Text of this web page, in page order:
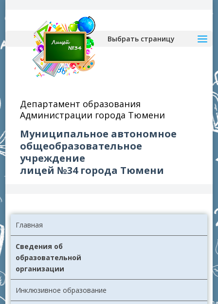
Департамент образования
Администрации города Тюмени
Муниципальное автономное
общеобразовательное
учреждение
лицей №34 города Тюмени
Выбрать страницу
Главная
Сведения об
образовательной
организации
Инклюзивное образование